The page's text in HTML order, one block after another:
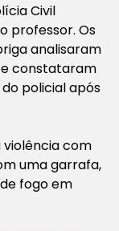
Civil
professor. Os
analisaram
constataram
policial após
violência com
uma garrafa,
fogo em